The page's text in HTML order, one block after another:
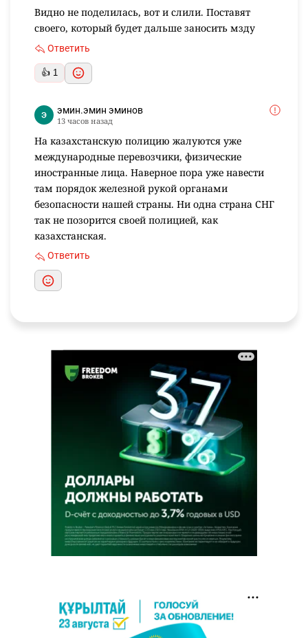
Видно не поделилась, вот и слили. Поставят
своего, который будет дальше заносить мзду
Ответить
👍 1
эмин.эмин эминов
13 часов назад
На казахстанскую полицию жалуются уже
международные перевозчики, физические
иностранные лица. Наверное пора уже навести
там порядок железной рукой органами
безопасности нашей страны. Ни одна страна СНГ
так не позорится своей полицией, как
казахстанская.
Ответить